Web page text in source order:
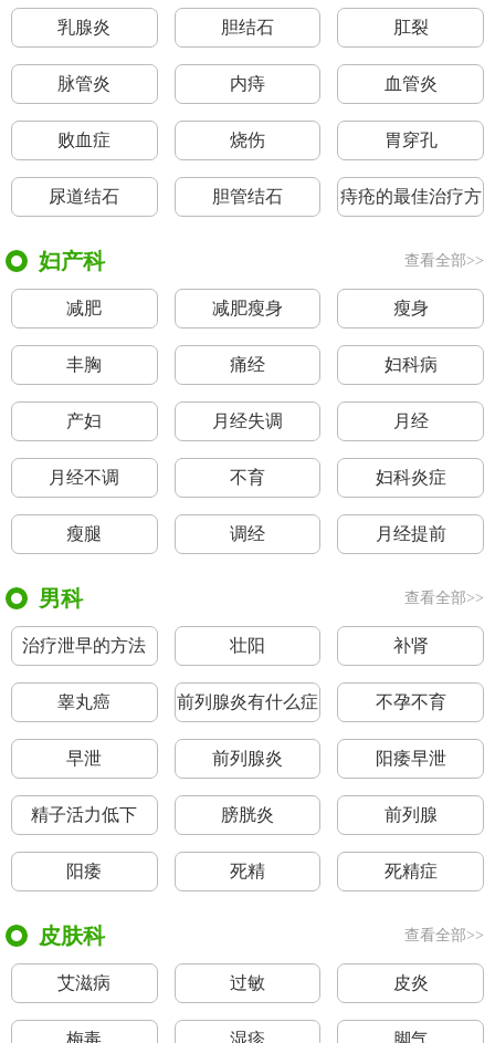
乳腺炎 胆结石 肛裂
脉管炎 内痔 血管炎
败血症 烧伤 胃穿孔
尿道结石 胆管结石
痔疮的最佳治疗方
妇产科 查看全部>>
减肥 减肥瘦身 瘦身
丰胸 痛经 妇科病
产妇 月经失调 月经
月经不调 不育 妇科炎症
瘦腿 调经 月经提前
男科 查看全部>>
治疗泄早的方法 壮阳 补肾
睾丸癌
前列腺炎有什么症
状
不孕不育
早泄 前列腺炎 阳痿早泄
精子活力低下 膀胱炎 前列腺
阳痿 死精 死精症
皮肤科 查看全部>>
艾滋病 过敏 皮炎
梅毒 湿疹 脚气